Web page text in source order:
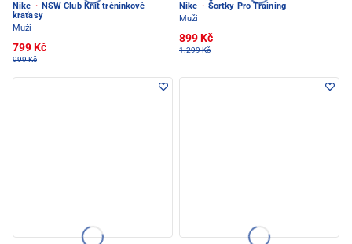
Nike · NSW Club Knit tréninkové
kraťasy
Muži
799 Kč
999 Kč
Nike · Šortky Pro Training
Muži
899 Kč
1.299 Kč